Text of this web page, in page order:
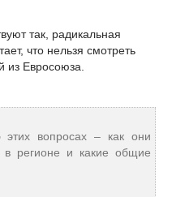
так, радикальная
что нельзя смотреть
из Евросоюза.
вопросах – как они
регионе и какие общие